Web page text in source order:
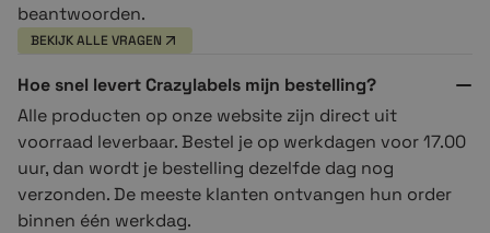
beantwoorden.
BEKIJK ALLE VRAGEN
Hoe snel levert Crazylabels mijn bestelling?
Alle producten op onze website zijn direct uit
voorraad leverbaar. Bestel je op werkdagen voor 17.00
uur, dan wordt je bestelling dezelfde dag nog
verzonden. De meeste klanten ontvangen hun order
binnen één werkdag.